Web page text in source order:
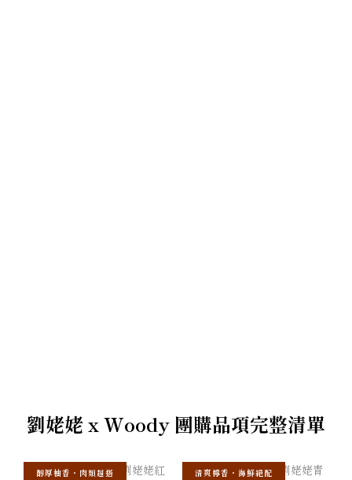
劉姥姥 x Woody 團購品項完整清單
醇厚柚香・肉類超搭 清爽檸香・海鮮絕配